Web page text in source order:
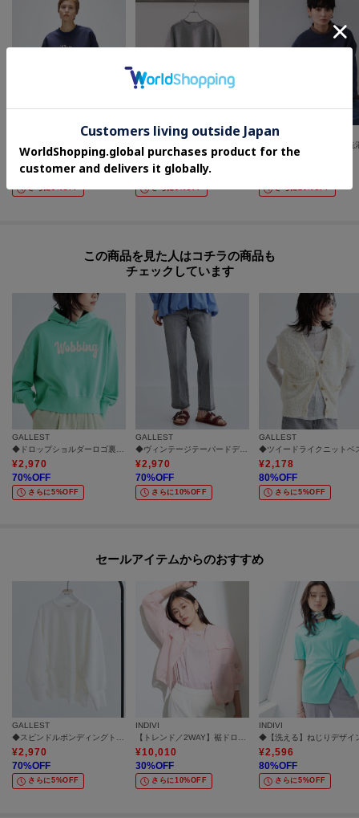
【マシンウォッシュ】刺繍ロゴスウェット
20%OFF
さらに5%OFF
GALLEST
8,393
30%OFF
さらに5%OFF
OPAQUE.CLIP
さらに20%OFF
この商品を見た人はコチラの商品も
チェックしています
GALLEST
¥2,970
70%OFF
さらに5%OFF
GALLEST
¥2,970
70%OFF
さらに10%OFF
GALLEST
◆ツイードライクニットベ
¥2,178
80%OFF
さらに5%OFF
セールアイテムからのおすすめ
GALLEST
◆スピンドルボンディングトップス
¥2,970
70%OFF
さらに5%OFF
INDIVI
【トレンド／2WAY】裾ドロスト付きシアーブラウスブルゾン
¥10,010
30%OFF
さらに10%OFF
INDIVI
¥2,596
80%OFF
さらに5%OFF